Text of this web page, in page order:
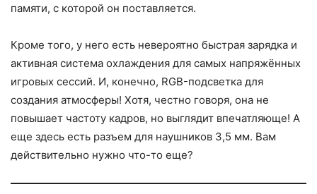
памяти, с которой он поставляется.
Кроме того, у него есть невероятно быстрая зарядка и
активная система охлаждения для самых напряжённых
игровых сессий. И, конечно, RGB-подсветка для
создания атмосферы! Хотя, честно говоря, она не
повышает частоту кадров, но выглядит впечатляюще! А
еще здесь есть разъем для наушников 3,5 мм. Вам
действительно нужно что-то еще?